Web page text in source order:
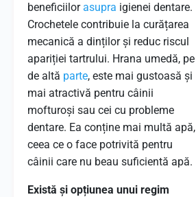
beneficiilorasupra igienei dentare.
Crochetele contribuie la curățarea
mecanică a dinților și reduc riscul
apariției tartrului. Hrana umedă, pe
de altă parte, este mai gustoasă și
mai atractivă pentru câinii
mofturoși sau cei cu probleme
dentare. Ea conține mai multă apă,
ceea ce o face potrivită pentru
câinii care nu beau suficientă apă.
Există și opțiunea unui regim